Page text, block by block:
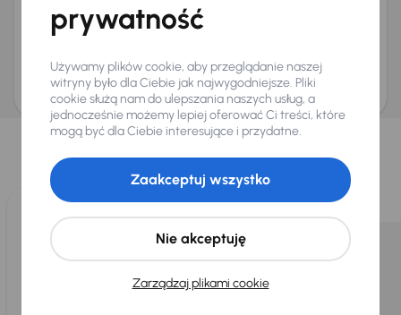
Wyślij zapytanie
ani zagwarantowaną dostępnością pojazdu. AURES Holdings a.s., z siedzibą
Dopraváků 874/15, Čimice, 184 00 Praga 8, będzie przechowywać i przetwarzać
Twoje dane osobowe zgodnie z zasadami ochrony i przetwarzaniadanych
osobowych
Wybraliśmy dla Ciebie
Wybieramy dla Ciebienajlepsze pojazdyz naszej oferty. Kupimy
dla Ciebiedo 400 pojazdówkażdego dnia.
prywatność
Używamy plików cookie, aby przeglądanie naszej
witryny było dla Ciebie jak najwygodniejsze. Pliki
cookie służą nam do ulepszania naszych usług, a
jednocześnie możemy lepiej oferować Ci treści, które
mogą być dla Ciebie interesujące i przydatne.
Zarządzaj plikami cookie
Nie akceptuję
Zaakceptuj wszystko